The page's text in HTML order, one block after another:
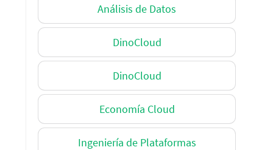
Análisis de Datos
DinoCloud
DinoCloud
Economía Cloud
Ingeniería de Plataformas